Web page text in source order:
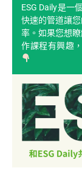
ESG Daily是一
快速的管道讓
率。如果您想
作課程有興趣